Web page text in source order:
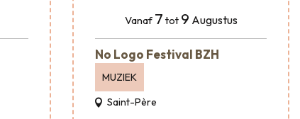
Vanaf 7 tot 9 Augustus
No Logo Festival BZH
MUZIEK
Saint-Père